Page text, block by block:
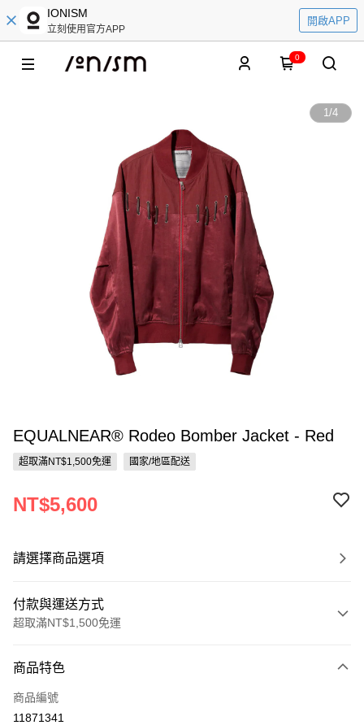
IONISM
立刻使用官方APP
開啟APP
0
1/4
EQUALNEAR® Rodeo Bomber Jacket - Red
超取滿NT$1,500免運 國家/地區配送
NT$5,600
請選擇商品選項
付款與運送方式
超取滿NT$1,500免運
信用卡一次付款
超商取貨付款
商品特色
商品編號
11871341